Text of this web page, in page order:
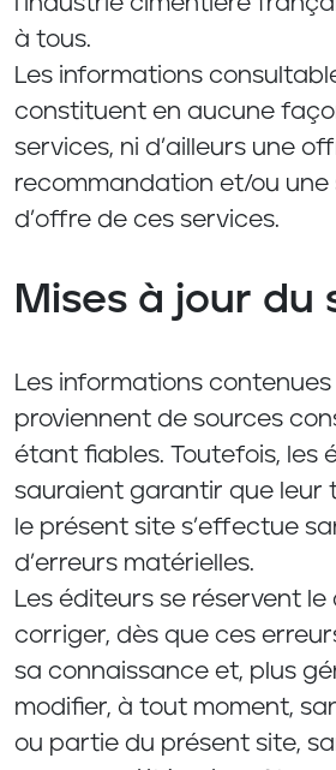
à tous.
Les informations
constituent en aucune
services, ni d’ailleurs une
recommandation et/ou une
d’offre de ces services.
Mises à jour du
Les informations
proviennent de sources
étant fiables. Toutefois, les
sauraient garantir que leur
le présent site s’effectue
d’erreurs matérielles.
Les éditeurs se réservent le
corriger, dès que ces
sa connaissance et, plus
modifier, à tout moment,
ou partie du présent site,